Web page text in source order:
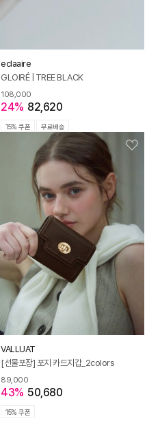
eclaaire
GLOIRÉ | TREE BLACK
108,000
24% 82,620
15% 쿠폰 무료배송
VALLUAT
[선물포장] 포지 카드지갑_2colors
89,000
43% 50,680
15% 쿠폰